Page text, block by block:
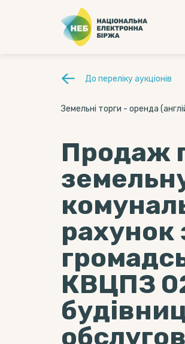
До переліку аукціонів
Земельні торги - оренда
Продаж
рахунок
КВЦПЗ